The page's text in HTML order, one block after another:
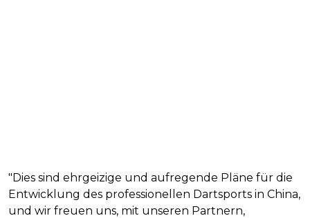
"Dies sind ehrgeizige und aufregende Pläne für die
Entwicklung des professionellen Dartsports in China,
und wir freuen uns, mit unseren Partnern,